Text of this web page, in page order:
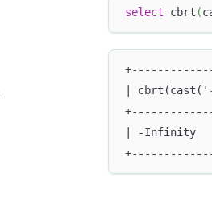
select cbrt (
| cbrt(cast('-
| -Infinity